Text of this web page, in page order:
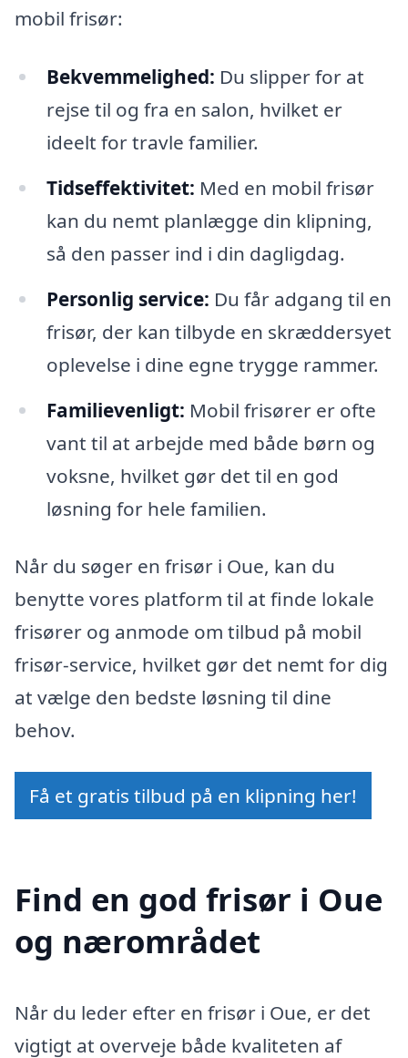
mobil frisør:
Bekvemmelighed: Du slipper for at
rejse til og fra en salon, hvilket er
ideelt for travle familier.
Tidseffektivitet: Med en mobil frisør
kan du nemt planlægge din klipning,
så den passer ind i din dagligdag.
Personlig service: Du får adgang til en
frisør, der kan tilbyde en skræddersyet
oplevelse i dine egne trygge rammer.
Familievenligt: Mobil frisører er ofte
vant til at arbejde med både børn og
voksne, hvilket gør det til en god
løsning for hele familien.
Når du søger en frisør i Oue, kan du
benytte vores platform til at finde lokale
frisører og anmode om tilbud på mobil
frisør-service, hvilket gør det nemt for dig
at vælge den bedste løsning til dine
behov.
Få et gratis tilbud på en klipning her!
Find en god frisør i Oue
og nærområdet
Når du leder efter en frisør i Oue, er det
vigtigt at overveje både kvaliteten af ​​